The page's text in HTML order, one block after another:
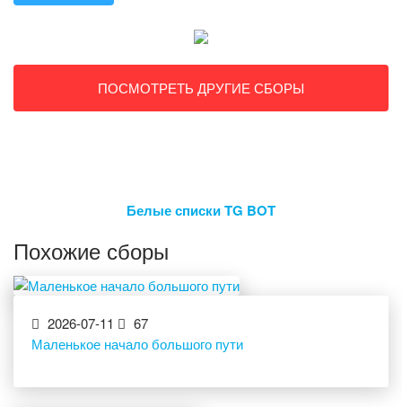
ПОСМОТРЕТЬ ДРУГИЕ СБОРЫ
Белые списки TG BOT
Похожие сборы
2026-07-11
67
Маленькое начало большого пути